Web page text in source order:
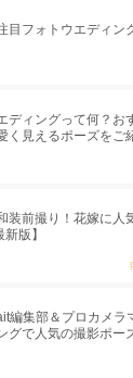
目フォトウエディ
ディングって何？お
く見えるポーズをご
装前撮り！花嫁に
版】
編集部＆プロカメ
グで人気の撮影ポー